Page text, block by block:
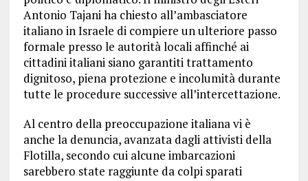
Antonio Tajani ha chiesto all’ambasciatore
italiano in Israele di compiere un ulteriore passo
formale presso le autorità locali affinché ai
cittadini italiani siano garantiti trattamento
dignitoso, piena protezione e incolumità durante
tutte le procedure successive all’intercettazione.
Al centro della preoccupazione italiana vi è
anche la denuncia, avanzata dagli attivisti della
Flotilla, secondo cui alcune imbarcazioni
sarebbero state raggiunte da colpi sparati